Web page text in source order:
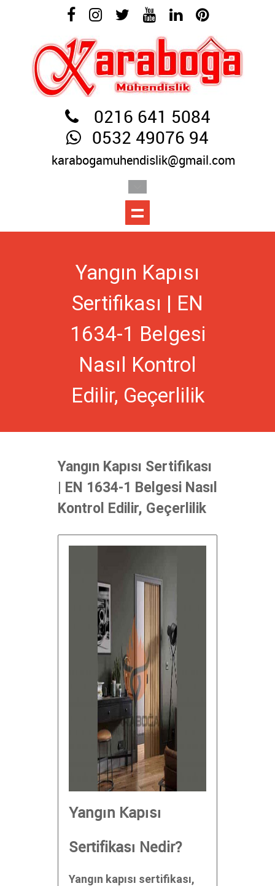
0216 641 5084
0532 49076 94
karabogamuhendislik@gmail.com
Yangın Kapısı
Sertifikası | EN
1634-1 Belgesi
Nasıl Kontrol
Edilir, Geçerlilik
Yangın Kapısı Sertifikası
| EN 1634-1 Belgesi Nasıl
Kontrol Edilir, Geçerlilik
Yangın Kapısı
Sertifikası Nedir?
Yangın kapısı sertifikası,